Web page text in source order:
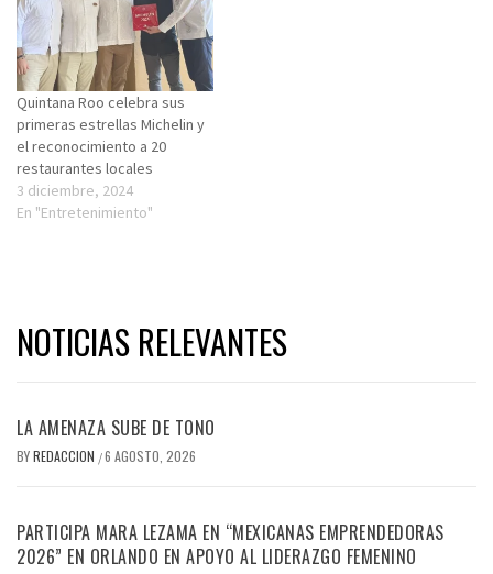
Quintana Roo celebra sus
primeras estrellas Michelin y
el reconocimiento a 20
restaurantes locales
3 diciembre, 2024
En "Entretenimiento"
NOTICIAS RELEVANTES
LA AMENAZA SUBE DE TONO
BYREDACCION /6 AGOSTO, 2026
PARTICIPA MARA LEZAMA EN “MEXICANAS EMPRENDEDORAS
2026” EN ORLANDO EN APOYO AL LIDERAZGO FEMENINO